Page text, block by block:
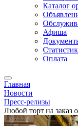
Каталог
Афиша
Оплата
Главная
Новости
Пресс-релизы
Любой торт на заказ